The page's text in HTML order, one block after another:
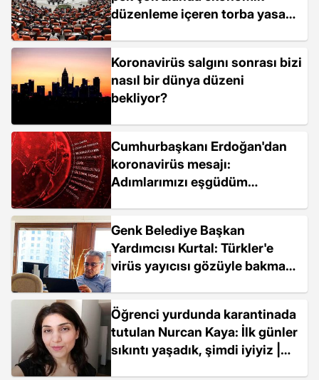
düzenleme içeren torba yasa
Koronavirüs salgını sonrası bizi
nasıl bir dünya düzeni
bekliyor?
Cumhurbaşkanı Erdoğan'dan
koronavirüs mesajı:
Adımlarımızı eşgüdüm
Genk Belediye Başkan
Yardımcısı Kurtal: Türkler'e
virüs yayıcısı gözüyle bakmaya
Öğrenci yurdunda karantinada
tutulan Nurcan Kaya: İlk günler
sıkıntı yaşadık, şimdi iyiyiz |